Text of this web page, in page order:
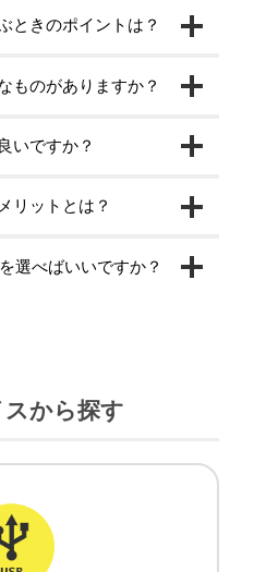
ときのポイントは？
ものがありますか？
いですか？
リットとは？
選べばいいですか？
から探す
ー